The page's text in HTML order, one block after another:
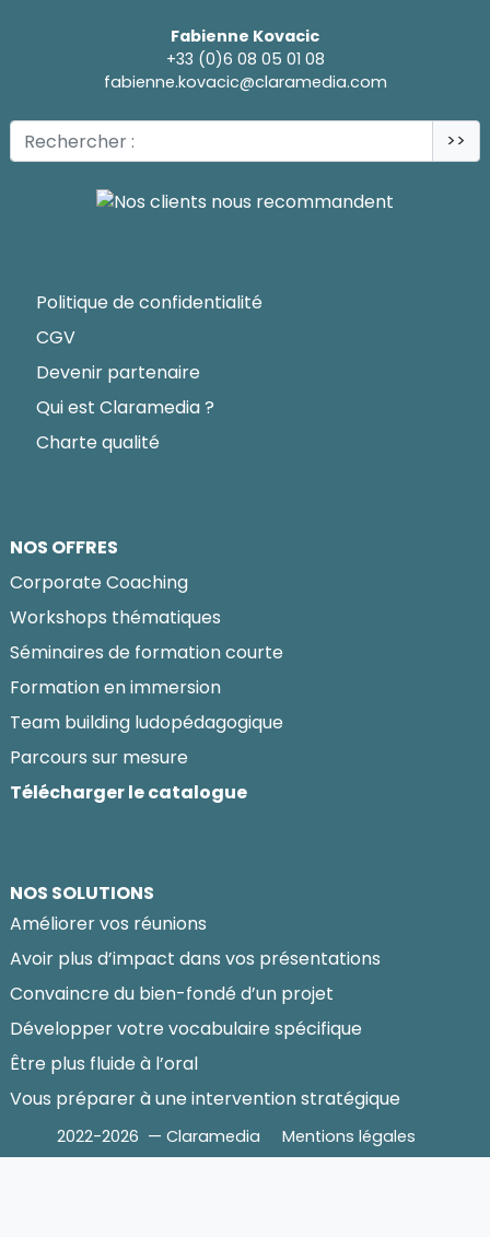
Fabienne Kovacic
+33 (0)6 08 05 01 08
fabienne.kovacic@claramedia.com
>>
Politique de confidentialité
CGV
Devenir partenaire
Qui est Claramedia ?
Charte qualité
NOS OFFRES
Corporate Coaching
Workshops thématiques
Séminaires de formation courte
Formation en immersion
Team building ludopédagogique
Parcours sur mesure
Télécharger le catalogue
NOS SOLUTIONS
Améliorer vos réunions
Avoir plus d’impact dans vos présentations
Convaincre du bien-fondé d’un projet
Développer votre vocabulaire spécifique
Être plus fluide à l’oral
Vous préparer à une intervention stratégique
2022-2026 — Claramedia Mentions légales